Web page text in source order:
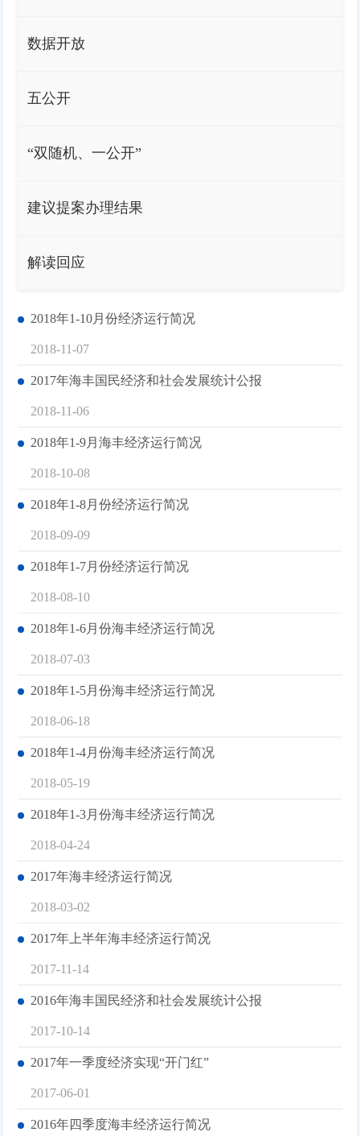
数据开放
五公开
“双随机、一公开”
建议提案办理结果
解读回应
2018年1-10月份经济运行简况
2018-11-07
2017年海丰国民经济和社会发展统计公报
2018-11-06
2018年1-9月海丰经济运行简况
2018-10-08
2018年1-8月份经济运行简况
2018-09-09
2018年1-7月份经济运行简况
2018-08-10
2018年1-6月份海丰经济运行简况
2018-07-03
2018年1-5月份海丰经济运行简况
2018-06-18
2018年1-4月份海丰经济运行简况
2018-05-19
2018年1-3月份海丰经济运行简况
2018-04-24
2017年海丰经济运行简况
2018-03-02
2017年上半年海丰经济运行简况
2017-11-14
2016年海丰国民经济和社会发展统计公报
2017-10-14
2017年一季度经济实现“开门红”
2017-06-01
2016年四季度海丰经济运行简况